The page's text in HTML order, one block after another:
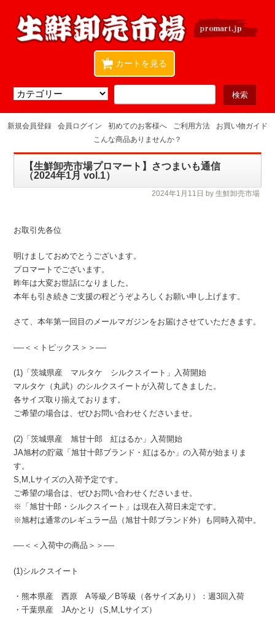
カートを見る
0
新規会員登録 会員ログイン 初めてのお客様へ ご利用方法
お買い物ガイド
こんな商品ありませんか？
【生鮮卸売市場プロマート】さつまいも通信
（2024年1月 vol.1）
2024年1月11日 by 生鮮卸売市場
お取引先各位
明けましておめでとうございます。
プロマートでございます。
昨年は大変お世話になりました。
本年も引き続きご支援の程どうぞよろしくお願い申し上げます。
さて、本年第一回目のメールマガジンをお届けさせていただきます。
—-＜＜トピックス＞＞—-
(1)「茨城県産 マルタケ シルクスイート」入荷開始
マルタケ（丸武）のシルクスイートが入荷してきました。
各サイズ取り揃えております。
ご希望の場合は、ぜひお問い合わせくださいませ。
(2)「茨城県産 旭甘十郎 紅はるか」入荷開始
JA旭村の貯蔵「旭甘十郎ブランド・紅はるか」の入荷が始まりま
す。
S,M,Lサイズの入荷予定です。
ご希望の場合は、ぜひお問い合わせくださいませ。
※「旭甘十郎・シルクスイート」は現在入荷日未定です。
※旭村は通常のレギュラー品（旭甘十郎ブランド外）も同時入荷中。
—-＜＜入荷中の商品＞＞—-
(1)シルクスイート
・熊本県産 西原 A等級／B等級（各サイズあり）：週3回入荷
・千葉県産 JAかとり（S,M,Lサイズ）